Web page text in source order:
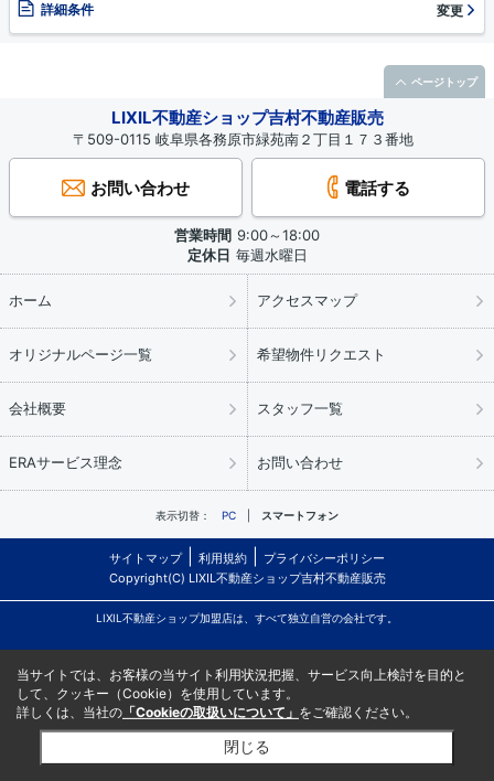
詳細条件 変更
LIXIL不動産ショップ吉村不動産販売
〒509-0115 岐阜県各務原市緑苑南２丁目１７３番地
お問い合わせ 電話する
営業時間 9:00～18:00
定休日 毎週水曜日
ホーム アクセスマップ
オリジナルページ一覧 希望物件リクエスト
会社概要 スタッフ一覧
ERAサービス理念 お問い合わせ
表示切替： PC スマートフォン
サイトマップ 利用規約
プライバシーポリシー
Copyright(C) LIXIL不動産ショップ吉村不動産販売
LIXIL不動産ショップ加盟店は、すべて独立自営の会社です。
ページトップ
当サイトでは、お客様の当サイト利用状況把握、サービス向上検討を目的と
して、クッキー（Cookie）を使用しています。
詳しくは、当社の 「Cookieの取扱いについて」 をご確認ください。
閉じる